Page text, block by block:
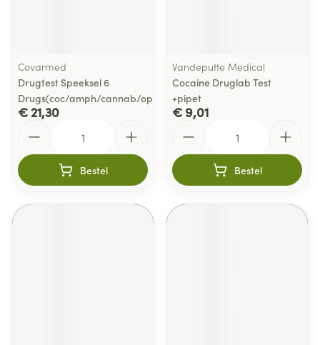
Covarmed
Drugtest Speeksel 6
Drugs(coc/amph/cannab/opiat/xt
€ 21,30
Bestel
Vandeputte Medical
Cocaine Druglab Test
+pipet
€ 9,01
Bestel